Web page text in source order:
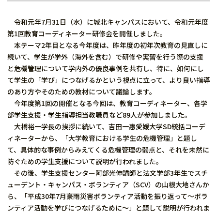
令和元年7月31日（水）に城北キャンパスにおいて、令和元年度
第1回教育コーディネーター研修会を開催しました。
本テーマ2年目となる今年度は、昨年度の初年次教育の見直しに
続いて、学生が学外（海外を含む）で研修や実習を行う際の支援
と危機管理について学内外の優良事例を共有し、特に、如何にし
て学生の「学び」につなげるかという視点に立って、より良い指導
のあり方やそのための教材について議論します。
今年度第1回の開催となる今回は、教育コーディネーター、各学
部学生支援・学生指導担当教職員など89人が参加しました。
大橋裕一学長の挨拶に続いて、吉田一惠愛媛大学SD統括コーデ
ィネーターから、「大学教育における学生の危機管理」と題し
て、具体的な事例からみえてくる危機管理の弱点と、それを未然に
防ぐための学生支援について説明が行われました。
その後、学生支援センター阿部光伸講師と法文学部3年生でスチ
ューデント・キャンパス・ボランティア（SCV）の山根大地さんか
ら、「平成30年7月豪雨災害ボランティア活動を振り返って～ボラ
ンティア活動を学びにつなげるために～」と題して説明が行われま